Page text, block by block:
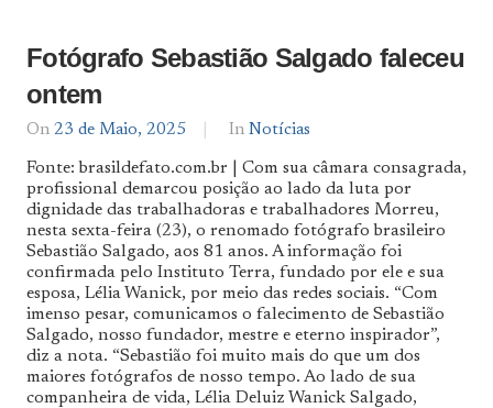
Fotógrafo Sebastião Salgado faleceu
ontem
On 23 de Maio, 2025
By
De
Norte
a
Sul
In Notícias
Fonte: brasildefato.com.br | Com sua câmara consagrada,
profissional demarcou posição ao lado da luta por
dignidade das trabalhadoras e trabalhadores Morreu,
nesta sexta-feira (23), o renomado fotógrafo brasileiro
Sebastião Salgado, aos 81 anos. A informação foi
confirmada pelo Instituto Terra, fundado por ele e sua
esposa, Lélia Wanick, por meio das redes sociais. “Com
imenso pesar, comunicamos o falecimento de Sebastião
Salgado, nosso fundador, mestre e eterno inspirador”,
diz a nota. “Sebastião foi muito mais do que um dos
maiores fotógrafos de nosso tempo. Ao lado de sua
companheira de vida, Lélia Deluiz Wanick Salgado,